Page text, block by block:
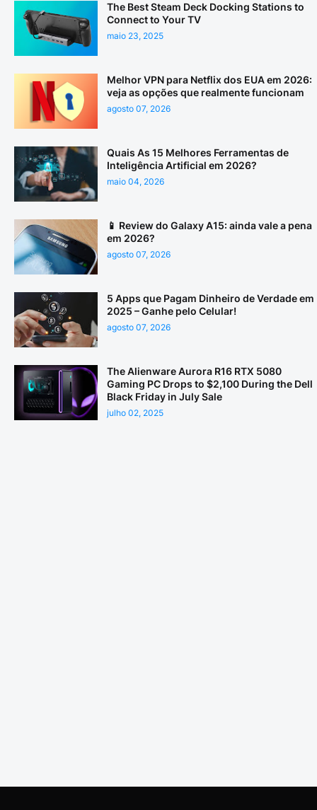
The Best Steam Deck Docking Stations to
Connect to Your TV
maio 23, 2025
Melhor VPN para Netflix dos EUA em 2026:
veja as opções que realmente funcionam
agosto 07, 2026
Quais As 15 Melhores Ferramentas de
Inteligência Artificial em 2026?
maio 04, 2026
📱 Review do Galaxy A15: ainda vale a pena
em 2026?
agosto 07, 2026
5 Apps que Pagam Dinheiro de Verdade em
2025 – Ganhe pelo Celular!
agosto 07, 2026
The Alienware Aurora R16 RTX 5080
Gaming PC Drops to $2,100 During the Dell
Black Friday in July Sale
julho 02, 2025